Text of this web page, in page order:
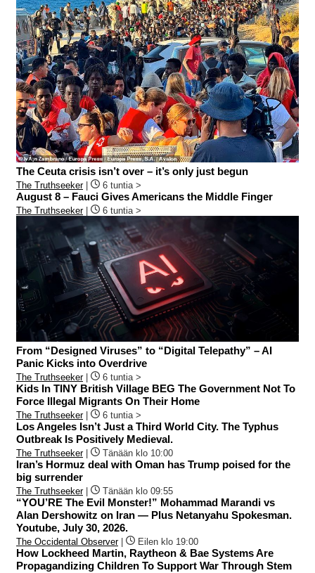
The Ceuta crisis isn’t over – it’s only just begun
The Truthseeker| 6 tuntia >
August 8 – Fauci Gives Americans the Middle Finger
The Truthseeker| 6 tuntia >
From “Designed Viruses” to “Digital Telepathy” – AI
Panic Kicks into Overdrive
The Truthseeker| 6 tuntia >
Kids In TINY British Village BEG The Government Not To
Force Illegal Migrants On Their Home
The Truthseeker| 6 tuntia >
Los Angeles Isn’t Just a Third World City. The Typhus
Outbreak Is Positively Medieval.
The Truthseeker| Tänään klo 10:00
Iran’s Hormuz deal with Oman has Trump poised for the
big surrender
The Truthseeker| Tänään klo 09:55
“YOU’RE The Evil Monster!” Mohammad Marandi vs
Alan Dershowitz on Iran — Plus Netanyahu Spokesman.
Youtube, July 30, 2026.
The Occidental Observer| Eilen klo 19:00
How Lockheed Martin, Raytheon & Bae Systems Are
Propagandizing Children To Support War Through Stem